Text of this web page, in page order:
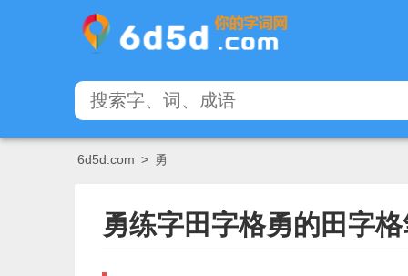
6d5d.com > 勇
勇练字田字格勇的田字